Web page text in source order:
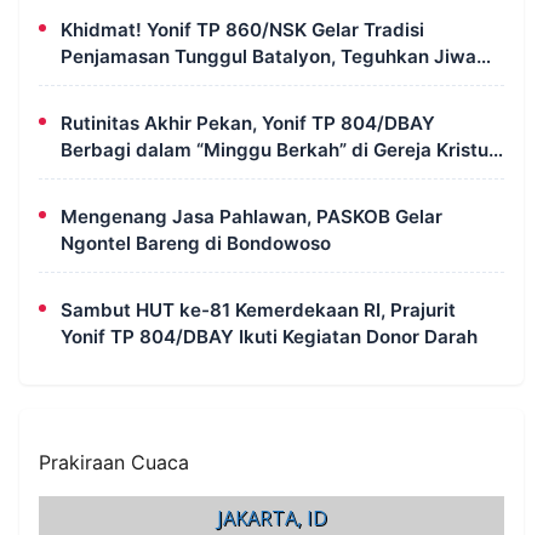
Khidmat! Yonif TP 860/NSK Gelar Tradisi
Penjamasan Tunggul Batalyon, Teguhkan Jiwa
Korsa Prajurit
Rutinitas Akhir Pekan, Yonif TP 804/DBAY
Berbagi dalam “Minggu Berkah” di Gereja Kristus
Ajaib Kimi
Mengenang Jasa Pahlawan, PASKOB Gelar
Ngontel Bareng di Bondowoso
Sambut HUT ke-81 Kemerdekaan RI, Prajurit
Yonif TP 804/DBAY Ikuti Kegiatan Donor Darah
Prakiraan Cuaca
JAKARTA, ID